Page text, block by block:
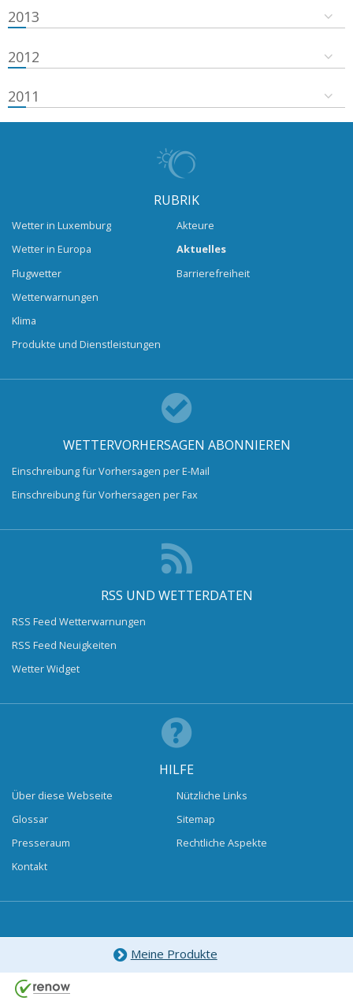
2013
2012
2011
RUBRIK
Wetter in Luxemburg
Wetter in Europa
Flugwetter
Wetterwarnungen
Klima
Produkte und Dienstleistungen
Akteure
Aktuelles
Barrierefreiheit
WETTERVORHERSAGEN ABONNIEREN
Einschreibung für Vorhersagen per E-Mail
Einschreibung für Vorhersagen per Fax
RSS UND WETTERDATEN
RSS Feed Wetterwarnungen
RSS Feed Neuigkeiten
Wetter Widget
HILFE
Über diese Webseite
Glossar
Presseraum
Kontakt
Nützliche Links
Sitemap
Rechtliche Aspekte
Meine Produkte